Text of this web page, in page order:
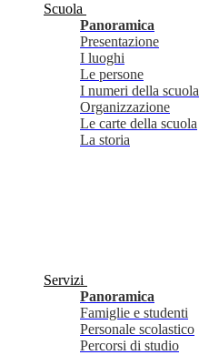
Scuola
Panoramica
Presentazione
I luoghi
Le persone
I numeri della scuola
Organizzazione
Le carte della scuola
La storia
Servizi
Panoramica
Famiglie e studenti
Personale scolastico
Percorsi di studio